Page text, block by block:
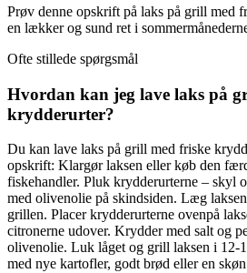
Prøv denne opskrift på laks på grill med
en lækker og sund ret i
Ofte stillede spørgsmål
Hvordan kan jeg lave laks på
krydderurter?
Du kan lave laks på grill med friske
opskrift: Klargør laksen eller køb den
fiskehandler. Pluk krydderurterne – skyl
med olivenolie på skindsiden. Læg
grillen. Placer krydderurterne ovenpå
citronerne udover. Krydder med salt og
olivenolie. Luk låget og grill laksen i 12-
med nye kartofler, godt brød eller en skøn